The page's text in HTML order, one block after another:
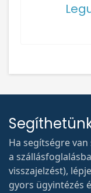
Ha segítségre
a
visszajelzést),
gyors ügyintézés